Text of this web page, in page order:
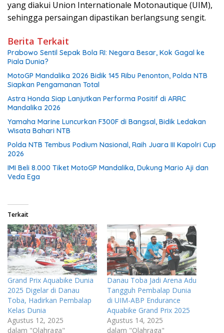
yang diakui Union Internationale Motonautique (UIM),
sehingga persaingan dipastikan berlangsung sengit.
Berita Terkait
Prabowo Sentil Sepak Bola RI: Negara Besar, Kok Gagal ke
Piala Dunia?
MotoGP Mandalika 2026 Bidik 145 Ribu Penonton, Polda NTB
Siapkan Pengamanan Total
Astra Honda Siap Lanjutkan Performa Positif di ARRC
Mandalika 2026
Yamaha Marine Luncurkan F300F di Bangsal, Bidik Ledakan
Wisata Bahari NTB
Polda NTB Tembus Podium Nasional, Raih Juara III Kapolri Cup
2026
IMI Beli 8.000 Tiket MotoGP Mandalika, Dukung Mario Aji dan
Veda Ega
Terkait
Grand Prix Aquabike Dunia
2025 Digelar di Danau
Toba, Hadirkan Pembalap
Kelas Dunia
Agustus 12, 2025
dalam "Olahraga"
Danau Toba Jadi Arena Adu
Tangguh Pembalap Dunia
di UIM-ABP Endurance
Aquabike Grand Prix 2025
Agustus 14, 2025
dalam "Olahraga"